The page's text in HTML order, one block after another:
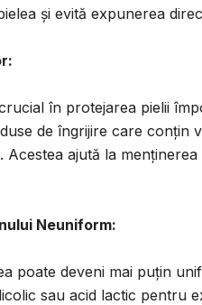
și evită expunerea
în protejarea pielii
de îngrijire care conțin
Acestea ajută la
Neuniform:
poate deveni mai puțin
sau acid lactic pentru